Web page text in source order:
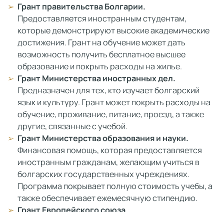
Грант правительства Болгарии.
Предоставляется иностранным студентам,
которые демонстрируют высокие академические
достижения. Грант на обучение может дать
возможность получить бесплатное высшее
образование и покрыть расходы на жилье.
Грант Министерства иностранных дел.
Предназначен для тех, кто изучает болгарский
язык и культуру. Грант может покрыть расходы на
обучение, проживание, питание, проезд, а также
другие, связанные с учебой.
Грант Министерства образования и науки.
Финансовая помощь, которая предоставляется
иностранным гражданам, желающим учиться в
болгарских государственных учреждениях.
Программа покрывает полную стоимость учебы, а
также обеспечивает ежемесячную стипендию.